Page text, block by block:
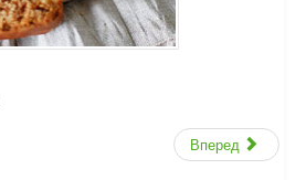
Вперед